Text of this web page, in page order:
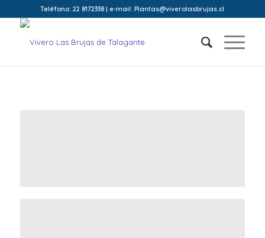
Teléfono: 22 8172338 | e-mail: Plantas@viverolasbrujas.cl